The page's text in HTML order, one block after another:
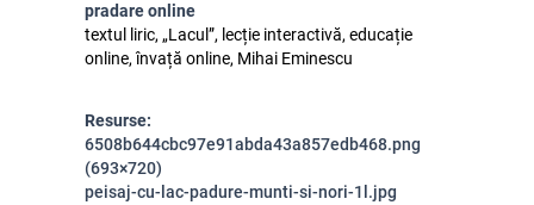
pradare online
textul liric, „Lacul”, lecție interactivă, educație
online, învață online, Mihai Eminescu
Resurse:
6508b644cbc97e91abda43a857edb468.png
(693×720)
peisaj-cu-lac-padure-munti-si-nori-1l.jpg